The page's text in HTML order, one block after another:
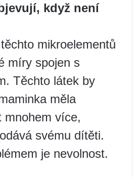
když není
mikroelementů
míry spojen s
Těchto látek by
měla
mnohem více,
svému dítěti.
je nevolnost.